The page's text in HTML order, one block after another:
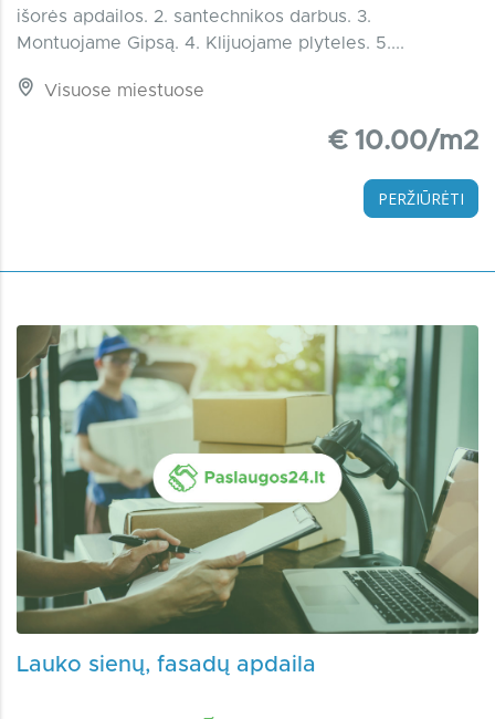
išorės apdailos. 2. santechnikos darbus. 3.
Montuojame Gipsą. 4. Klijuojame plyteles. 5....
Visuose miestuose
€ 10.00/m2
PERŽIŪRĖTI
Lauko sienų, fasadų apdaila